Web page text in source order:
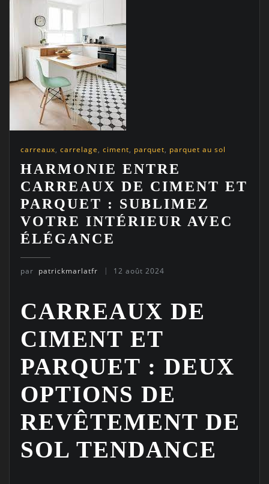
carreaux, carrelage, ciment, parquet, parquet au sol
HARMONIE ENTRE
CARREAUX DE CIMENT ET
PARQUET : SUBLIMEZ
VOTRE INTÉRIEUR AVEC
ÉLÉGANCE
par patrickmarlatfr 12 août 2024
CARREAUX DE
CIMENT ET
PARQUET : DEUX
OPTIONS DE
REVÊTEMENT DE
SOL TENDANCE